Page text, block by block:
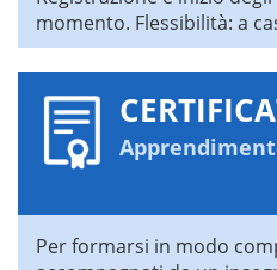
momento. Flessibilità: a
Per formarsi in modo